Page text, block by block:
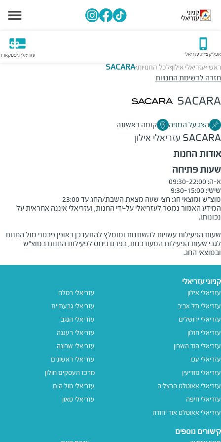
אפליקציית עזריאלי עזריאלי גיפטקארד
ראשי>עזריאלי אילון>לכל החנויות>
SACARA
חזרה לרשימת החנויות
SACARA
הצג על המפה קומה ראשונה
SACARA עזריאלי אילון
אודות החנות
שעות פתיחה
מוצ״ש ומוצאי חג: חצי שעה מצאת השבת/החג עד 23:00
המידע האמור נמסר לעזריאלי על-ידי החנות, ועזריאלי איננה אחראית על
שעות הפעילות עשויות להשתנות ומומלץ להתעדכן באופן פרטני מול החנות
לגבי שעות הפעילות המעודכנות, בפרט ביחס לפעילות החנות במוצ"ש
ובמוצאי החג.
קניוני עזריאלי
עזריאלי אילון
עזריאלי תל אביב
עזריאלי ירושלים
עזריאלי חולון
עזריאלי הוד השרון
עזריאלי עכו
עזריאלי מודיעין
עזריאלי אאוטלט הרצליה
עזריאלי חיפה
עזריאלי אאוטלט אור יהודה
עזריאלי רמלה
עזריאלי גבעתיים
עזריאלי הנגב
עזריאלי רעננה
עזריאלי שרונה
עזריאלי ראשונים
מרכז העסקים חולון
עזריאלי מול הים
עזריאלי טאון
קישורים נוספים